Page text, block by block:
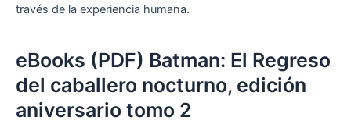
través de la experiencia humana.
eBooks (PDF) Batman: El Regreso
del caballero nocturno, edición
aniversario tomo 2